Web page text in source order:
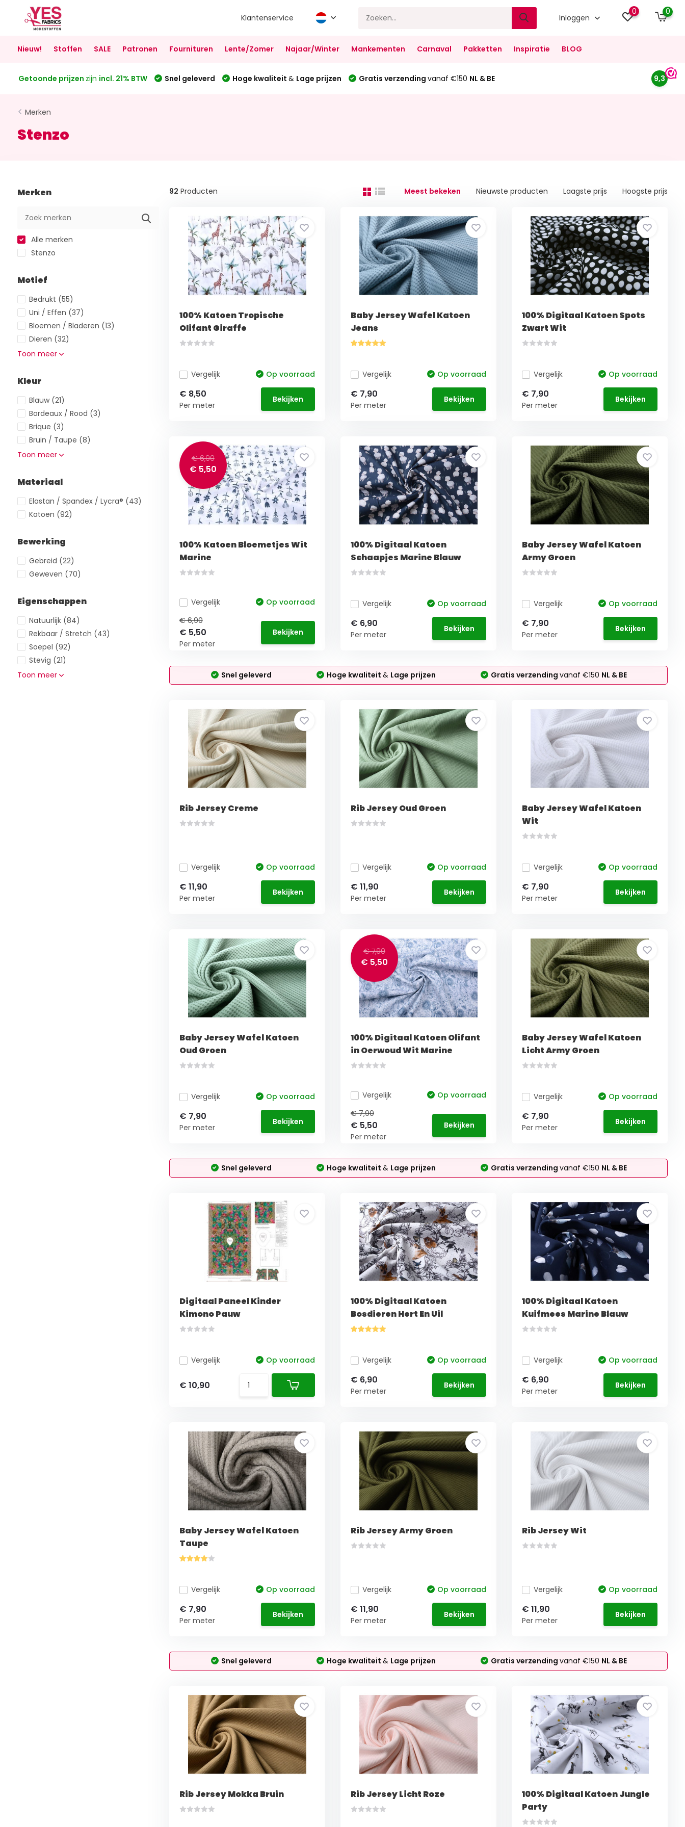
Klantenservice Inloggen
0 0
Nieuw! Stoffen SALE Patronen Fournituren Lente/Zomer Najaar/Winter Mankementen Carnaval Pakketten Inspiratie BLOG
Getoonde prijzen zijn incl. 21% BTW Snel geleverd Hoge kwaliteit & Lage prijzen Gratis verzending vanaf €150 NL & BE 9,3
Merken
Stenzo
Merken
Alle merken
Stenzo
Motief
Bedrukt (55)
Uni / Effen (37)
Bloemen / Bladeren (13)
Dieren (32)
Toon meer
Kleur
Blauw (21)
Bordeaux / Rood (3)
Brique (3)
Bruin / Taupe (8)
Toon meer
Materiaal
Elastan / Spandex / Lycra® (43)
Katoen (92)
Bewerking
Gebreid (22)
Geweven (70)
Eigenschappen
Natuurlijk (84)
Rekbaar / Stretch (43)
Soepel (92)
Stevig (21)
Toon meer
92 Producten Meest bekeken Nieuwste producten Laagste prijs Hoogste prijs
100% Katoen Tropische
Olifant Giraffe
Vergelijk Op voorraad
€ 8,50
Per meter
Bekijken
Baby Jersey Wafel Katoen
Jeans
Vergelijk Op voorraad
€ 7,90
Per meter
Bekijken
100% Digitaal Katoen Spots
Zwart Wit
Vergelijk Op voorraad
€ 7,90
Per meter
Bekijken
€ 6,90
€ 5,50
100% Katoen Bloemetjes Wit
Marine
Vergelijk
Op voorraad
€ 6,90
€ 5,50
Per meter
Bekijken
100% Digitaal Katoen
Schaapjes Marine Blauw
Vergelijk Op voorraad
€ 6,90
Per meter
Bekijken
Baby Jersey Wafel Katoen
Army Groen
Vergelijk Op voorraad
€ 7,90
Per meter
Bekijken
Snel geleverd Hoge kwaliteit& Lage prijzen Gratis verzendingvanaf €150 NL & BE
Rib Jersey Creme
Vergelijk Op voorraad
€ 11,90
Per meter
Bekijken
Rib Jersey Oud Groen
Vergelijk Op voorraad
€ 11,90
Per meter
Bekijken
Baby Jersey Wafel Katoen
Wit
Vergelijk Op voorraad
€ 7,90
Per meter
Bekijken
Baby Jersey Wafel Katoen
Oud Groen
Vergelijk Op voorraad
€ 7,90
Per meter
Bekijken
€ 7,90
€ 5,50
100% Digitaal Katoen Olifant
in Oerwoud Wit Marine
Vergelijk
Op voorraad
€ 7,90
€ 5,50
Per meter
Bekijken
Baby Jersey Wafel Katoen
Licht Army Groen
Vergelijk Op voorraad
€ 7,90
Per meter
Bekijken
Snel geleverd Hoge kwaliteit& Lage prijzen Gratis verzendingvanaf €150 NL & BE
Digitaal Paneel Kinder
Kimono Pauw
Vergelijk Op voorraad
€ 10,90
100% Digitaal Katoen
Bosdieren Hert En Uil
Vergelijk Op voorraad
€ 6,90
Per meter
Bekijken
100% Digitaal Katoen
Kuifmees Marine Blauw
Vergelijk Op voorraad
€ 6,90
Per meter
Bekijken
Baby Jersey Wafel Katoen
Taupe
Vergelijk Op voorraad
€ 7,90
Per meter
Bekijken
Rib Jersey Army Groen
Vergelijk Op voorraad
€ 11,90
Per meter
Bekijken
Rib Jersey Wit
Vergelijk Op voorraad
€ 11,90
Per meter
Bekijken
Snel geleverd Hoge kwaliteit& Lage prijzen Gratis verzendingvanaf €150 NL & BE
Rib Jersey Mokka Bruin Rib Jersey Licht Roze
100% Digitaal Katoen Jungle
Party